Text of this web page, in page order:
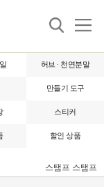
허브 · 천연분말
만들기 도구
스티커
할인 상품
스탬프 스탬프